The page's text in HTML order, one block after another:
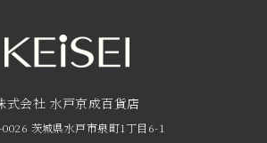
ントカードについて
式会社 水戸京成百貨店
0026 茨城県水戸市泉町1丁目6-1